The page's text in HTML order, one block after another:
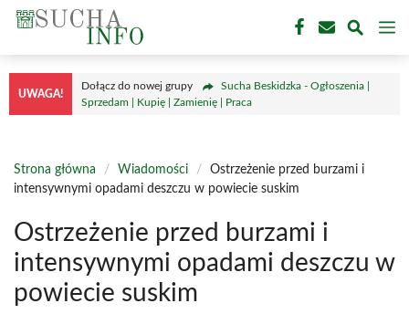
Przejdź
treści
UWAGA!
Dołącz do nowej grupy
Sucha Beskidzka - Ogłoszenia |
Sprzedam | Kupię | Zamienię | Praca
Strona główna / Wiadomości /
Ostrzeżenie przed burzami i
intensywnymi opadami deszczu w powiecie suskim
Ostrzeżenie przed burzami i
intensywnymi opadami deszczu w
powiecie suskim